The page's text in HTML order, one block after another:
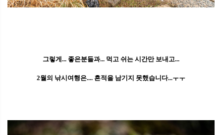
그렇게... 좋은분들과... 먹고 쉬는 시간만 보내고...
2월의 낚시여행은.... 흔적을 남기지 못했습니다...ㅜㅜ